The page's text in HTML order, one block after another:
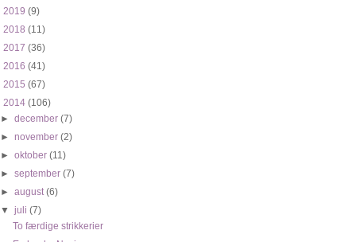
2019 (9)
2018 (11)
2017 (36)
2016 (41)
2015 (67)
2014 (106)
►december(7)
►november(2)
►oktober(11)
►september(7)
►august(6)
▼juli(7)
To færdige strikkerier